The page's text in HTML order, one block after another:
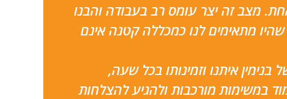
מצב זה יצר עומס רב בעבודה והבנו
מתאימים לנו כמכללה קטנה אינם
בנימין איתנו וזמינותו בכל שעה,
במשימות מורכבות ולהגיע להצלחות